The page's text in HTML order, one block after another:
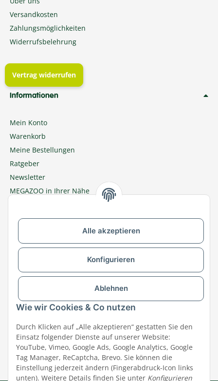
Alle akzeptieren
Konfigurieren
Ablehnen
Wie wir Cookies & Co nutzen
Durch Klicken auf „Alle akzeptieren“ gestatten Sie den
Einsatz folgender Dienste auf unserer Website:
YouTube, Vimeo, Google Ads, Google Analytics, Google
Tag Manager, ReCaptcha, Brevo. Sie können die
Einstellung jederzeit ändern (Fingerabdruck-Icon links
unten). Weitere Details finden Sie unter Konfigurieren
Versandkosten
Zahlungsmöglichkeiten
Widerrufsbelehrung
Vertrag widerrufen
Informationen
Mein Konto
Warenkorb
Meine Bestellungen
Ratgeber
Newsletter
MEGAZOO in Ihrer Nähe
Zu MEGAZOO-nord.de wechseln
Versandpartner & Zahlungsmöglichkeiten